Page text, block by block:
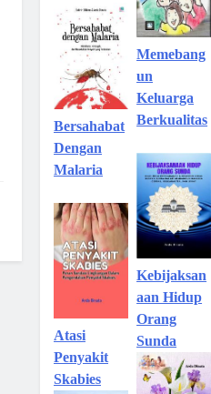
Bersahabat
Dengan
Malaria
Atasi
Penyakit
Skabies
Memebang
un
Keluarga
Berkualitas
Kebijaksan
aan Hidup
Orang
Sunda